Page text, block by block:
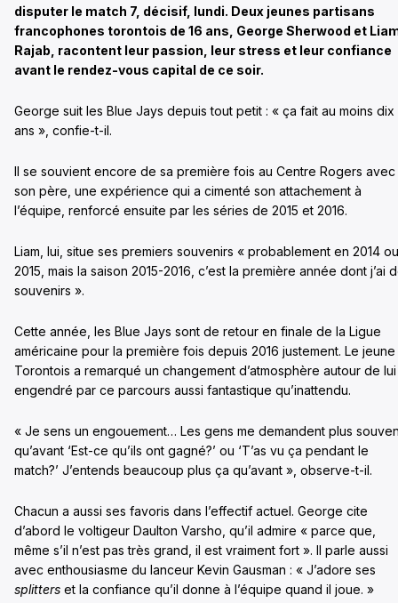
disputer le match 7, décisif, lundi. Deux jeunes partisans
francophones torontois de 16 ans, George Sherwood et
Rajab, racontent leur passion, leur stress et leur confiance
avant le rendez-vous capital de ce soir.
George suit les Blue Jays depuis tout petit : « ça fait au moins dix
ans », confie-t-il.
Il se souvient encore de sa première fois au Centre Rogers avec
son père, une expérience qui a cimenté son attachement à
l’équipe, renforcé ensuite par les séries de 2015 et 2016.
Liam, lui, situe ses premiers souvenirs « probablement en 2014 ou
2015, mais la saison 2015-2016, c’est la première année dont j’ai
souvenirs ».
Cette année, les Blue Jays sont de retour en finale de la Ligue
américaine pour la première fois depuis 2016 justement. Le jeune
Torontois a remarqué un changement d’atmosphère autour de lui
engendré par ce parcours aussi fantastique qu’inattendu.
« Je sens un engouement… Les gens me demandent plus
qu’avant ‘Est-ce qu’ils ont gagné?’ ou ‘T’as vu ça pendant le
match?’ J’entends beaucoup plus ça qu’avant », observe-t-il.
Chacun a aussi ses favoris dans l’effectif actuel. George cite
d’abord le voltigeur Daulton Varsho, qu’il admire « parce que,
même s’il n’est pas très grand, il est vraiment fort ». Il parle aussi
avec enthousiasme du lanceur Kevin Gausman : « J’adore ses
splitters et la confiance qu’il donne à l’équipe quand il joue. »